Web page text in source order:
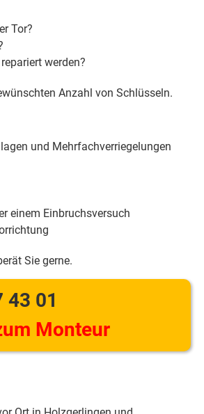
Tor?
werden?
Anzahl von Schlüsseln.
und Mehrfachverriegelungen
einem Einbruchsversuch
Sie gerne.
43 01
Monteur